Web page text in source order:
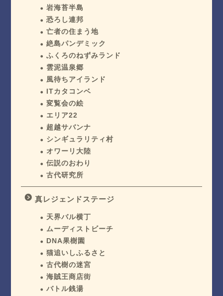
岩海苔半島
恐ろし連邦
亡者の住まう地
絶島パンデミック
ふくろのねずみランド
雲泥温泉郷
風待ちアイランド
ITカタコンベ
変覧会の絵
エリア22
超越サバンナ
シンギュラリティ村
オワーリ大陸
伝説のおわり
古代研究所
真レジェンドステージ
天界バル横丁
ムーディストビーチ
DNA果樹園
猫追いしふるさと
古代樹の迷宮
海賊王商店街
バトル銭湯